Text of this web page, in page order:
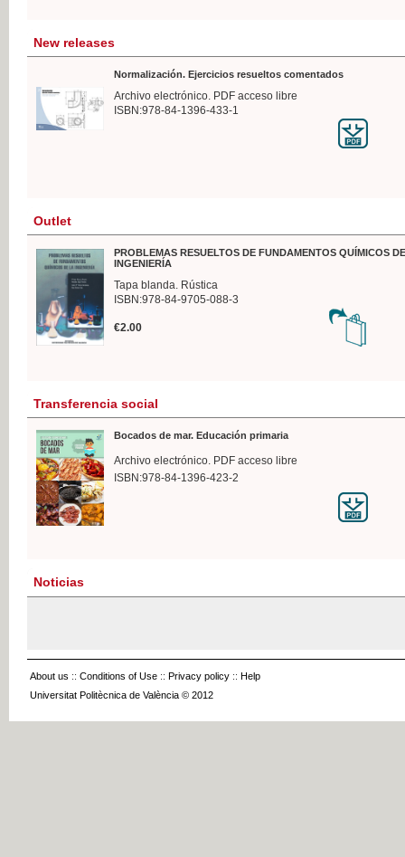
New releases
Normalización. Ejercicios resueltos comentados
Archivo electrónico. PDF acceso libre
ISBN:978-84-1396-433-1
Outlet
PROBLEMAS RESUELTOS DE FUNDAMENTOS QUÍMICOS
INGENIERÍA
Tapa blanda. Rústica
ISBN:978-84-9705-088-3
€2.00
Transferencia social
Bocados de mar. Educación primaria
Archivo electrónico. PDF acceso libre
ISBN:978-84-1396-423-2
Noticias
About us :: Conditions of Use :: Privacy policy :: Help
Universitat Politècnica de València © 2012